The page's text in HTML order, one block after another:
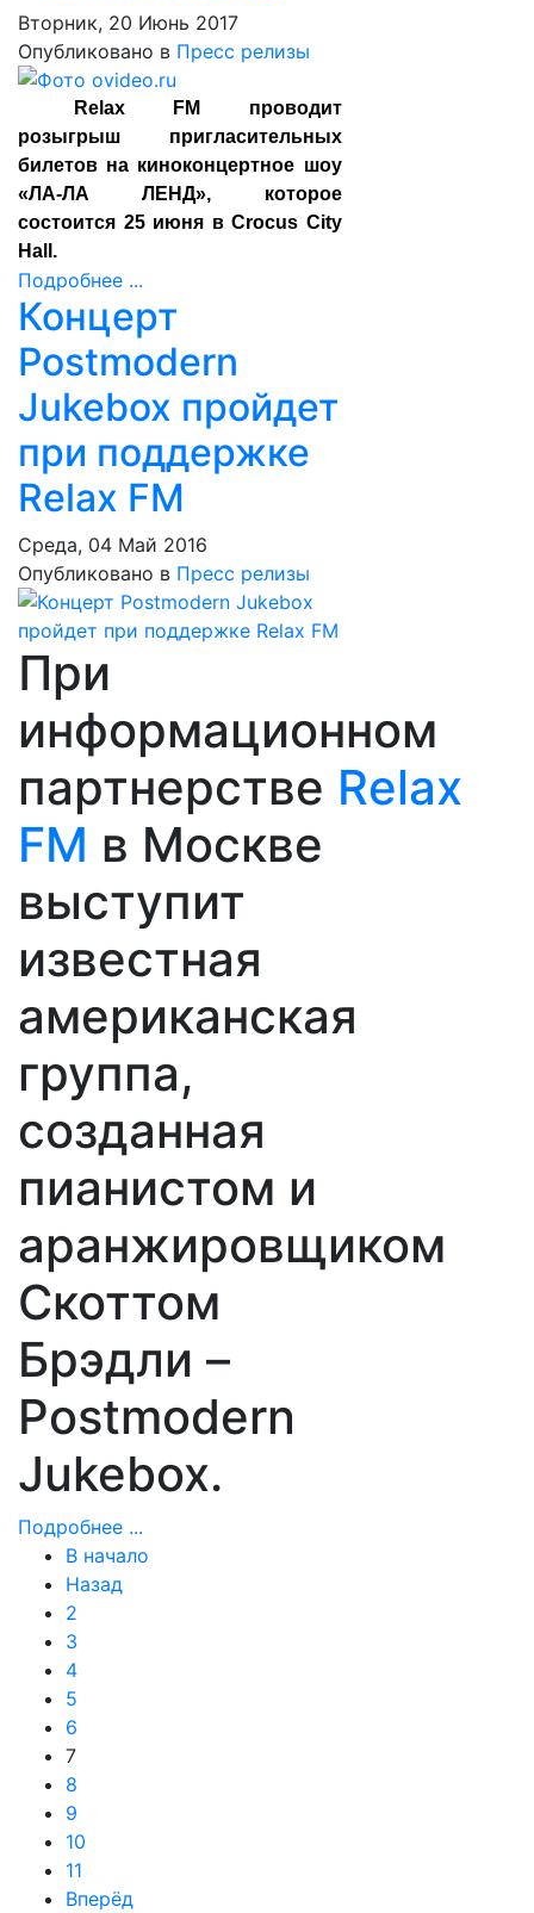
Вторник, 20 Июнь 2017
Опубликовано в Пресс релизы
Relax FM проводит
розыгрыш пригласительных
билетов на киноконцертное шоу
«ЛА-ЛА ЛЕНД», которое
состоится 25 июня в Crocus City
Hall.
Подробнее ...
Концерт
Postmodern
Jukebox пройдет
при поддержке
Relax FM
Среда, 04 Май 2016
Опубликовано в Пресс релизы
При
информационном
партнерстве Relax
FM в Москве
выступит
известная
американская
группа,
созданная
пианистом и
аранжировщиком
Скоттом
Брэдли –
Postmodern
Jukebox.
Подробнее ...
В начало
Назад
2
3
4
5
6
7
8
9
10
11
Вперёд